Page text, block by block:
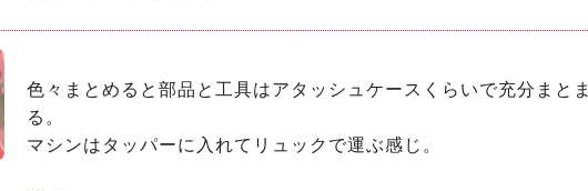
色々まとめると部品と工具はアタッシュケースくらいで充分まとま
る。